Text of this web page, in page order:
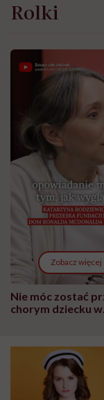
Rolki
Zobacz więcej
Nie móc zostać
chorym dziecku w
może chyba tylko
głupota i brak
wyobraźni"